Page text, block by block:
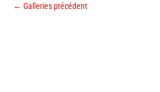
← Galleries précédent